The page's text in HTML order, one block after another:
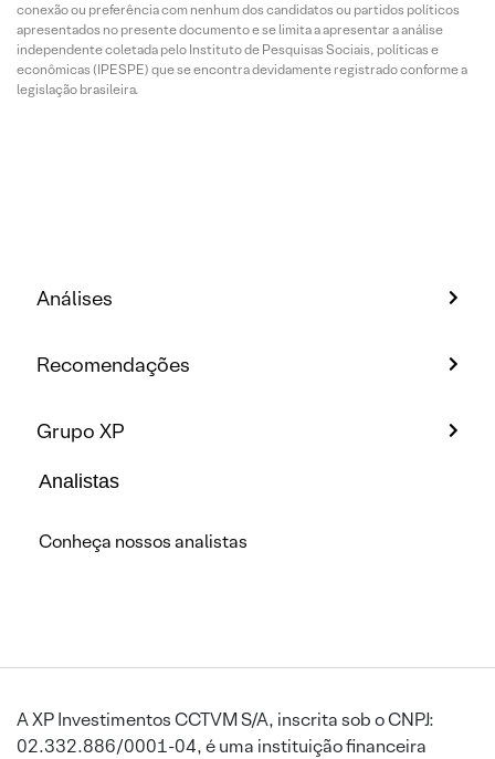
conexão ou preferência com nenhum dos candidatos ou partidos políticos
apresentados no presente documento e se limita a apresentar a análise
independente coletada pelo Instituto de Pesquisas Sociais, políticas e
econômicas (IPESPE) que se encontra devidamente registrado conforme a
legislação brasileira.
Análises
Recomendações
Grupo XP
Analistas
Conheça nossos analistas
A XP Investimentos CCTVM S/A, inscrita sob o CNPJ:
02.332.886/0001-04, é uma instituição financeira